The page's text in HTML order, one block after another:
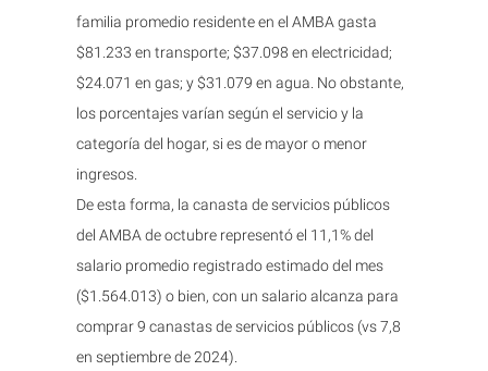
familia promedio residente en el AMBA gasta
$81.233 en transporte; $37.098 en electricidad;
$24.071 en gas; y $31.079 en agua. No obstante,
los porcentajes varían según el servicio y la
categoría del hogar, si es de mayor o menor
ingresos.
De esta forma, la canasta de servicios públicos
del AMBA de octubre representó el 11,1% del
salario promedio registrado estimado del mes
($1.564.013) o bien, con un salario alcanza para
comprar 9 canastas de servicios públicos (vs 7,8
en septiembre de 2024).